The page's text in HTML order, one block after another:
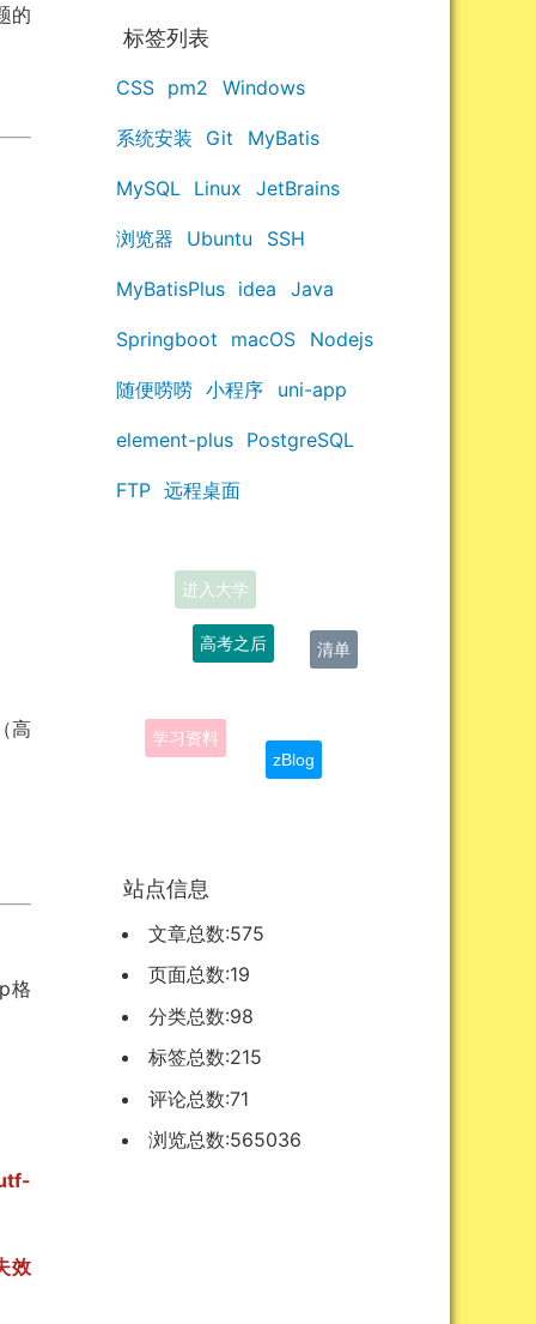
的
高
格
效
标签列表
CSS pm2 Windows
系统安装 Git MyBatis
MySQL Linux JetBrains
浏览器 Ubuntu SSH
MyBatisPlus idea Java
Springboot macOS Nodejs
随便唠唠 小程序 uni-app
element-plus PostgreSQL
FTP 远程桌面
清单
高考之后
站点信息
文章总数:575
页面总数:19
分类总数:98
标签总数:215
评论总数:71
浏览总数:565036